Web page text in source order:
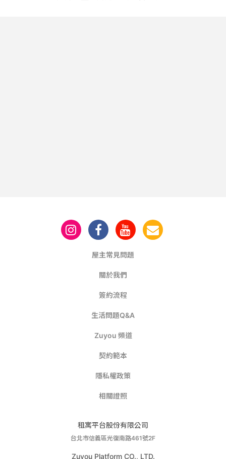
屋主常見問題
關於我們
簽約流程
生活問題Q&A
Zuyou 頻道
契約範本
隱私權政策
相關證照
租寓平台股份有限公司
台北市信義區光復南路461號2F
Zuyou Platform CO., LTD.